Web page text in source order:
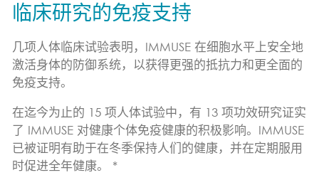
临床研究的免疫支持
几项人体临床试验表明，IMMUSE 在细胞水平上安全地
激活身体的防御系统，以获得更强的抵抗力和更全面的
免疫支持。
在迄今为止的 15 项人体试验中，有 13 项功效研究证实
了 IMMUSE 对健康个体免疫健康的积极影响。IMMUSE
已被证明有助于在冬季保持人们的健康，并在定期服用
时促进全年健康。 *